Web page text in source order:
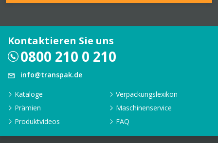
Kontaktieren Sie uns
0800 210 0 210
info@transpak.de
Kataloge
Verpackungslexikon
Prämien
Maschinenservice
Produktvideos
FAQ